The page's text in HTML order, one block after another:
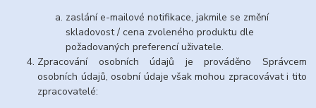
zaslání e-mailové notifikace, jakmile se změní
skladovost / cena zvoleného produktu dle
požadovaných preferencí uživatele.
Zpracování osobních údajů je prováděno Správcem
osobních údajů, osobní údaje však mohou zpracovávat i tito
zpracovatelé: